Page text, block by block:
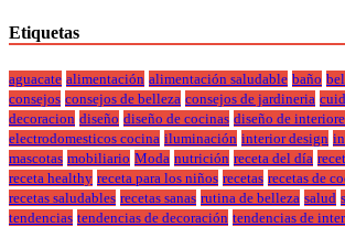
Etiquetas
aguacate alimentación alimentación saludable baño
consejos consejos de belleza consejos de jardineria
decoracion diseño diseño de cocinas diseño de
electrodomesticos cocina iluminación interior design
mascotas mobiliario Moda nutrición receta del día
receta healthy receta para los niños recetas recetas de
recetas saludables recetas sanas rutina de belleza salud
tendencias tendencias de decoración tendencias de